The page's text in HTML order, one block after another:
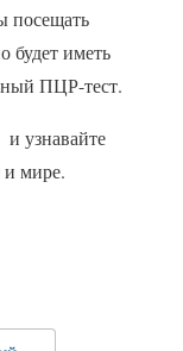
посещать
будет иметь
ПЦР-тест.
узнавайте
мире.